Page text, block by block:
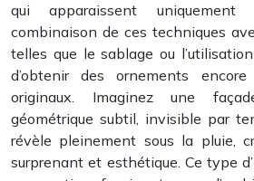
qui apparaissent uniquement
combinaison de ces techniques
telles que le sablage ou
d’obtenir des ornements
originaux. Imaginez une
géométrique subtil, invisible par
révèle pleinement sous la pluie,
surprenant et esthétique. Ce type